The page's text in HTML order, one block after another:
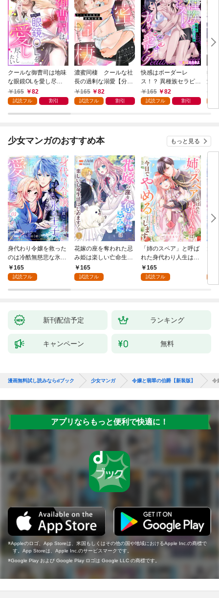
クールな御曹司は地味
な眼鏡OLを愛し尽く
したい【分冊版】 1
話
165 82
試読フル 割引
濃蜜同棲 クールな社
長の過剰な溺愛【分冊
版】1話
165 82
試読フル 割引
快感はボーダーレ
ス！？ 異種族セラピス
トのとろあまカウンセ
リング【分冊版】1話
165 82
試読フル 割引
抱
激
に
行
漫
少女マンガのおすすめ本 もっと見る
身代わり令嬢を救った
のは冷酷無慈悲な氷の
王子の愛でした１
165
試読フル
花嫁の座を奪われた忌
み姫は楽しい亡命生活
はじめます！１
165
試読フル
「姉のスペア」と呼ば
れた身代わり人生は、
今日でやめることにし
ます～辺境で自由を満
165
試読フル
新刊配信予定 ランキング
キャンペーン 無料
漫画無料試し読みならdブック 少女マンガ 令嬢と翡翠の伯爵【新装版】 令
アプリならもっと便利で快適に！
Appleのロゴ、App Storeは、米国もしくはその他の国や地域におけるApple Inc.の商標で
す。App Storeは、Apple Inc.のサービスマークです。
Google Play および Google Play ロゴは Google LLC の商標です。